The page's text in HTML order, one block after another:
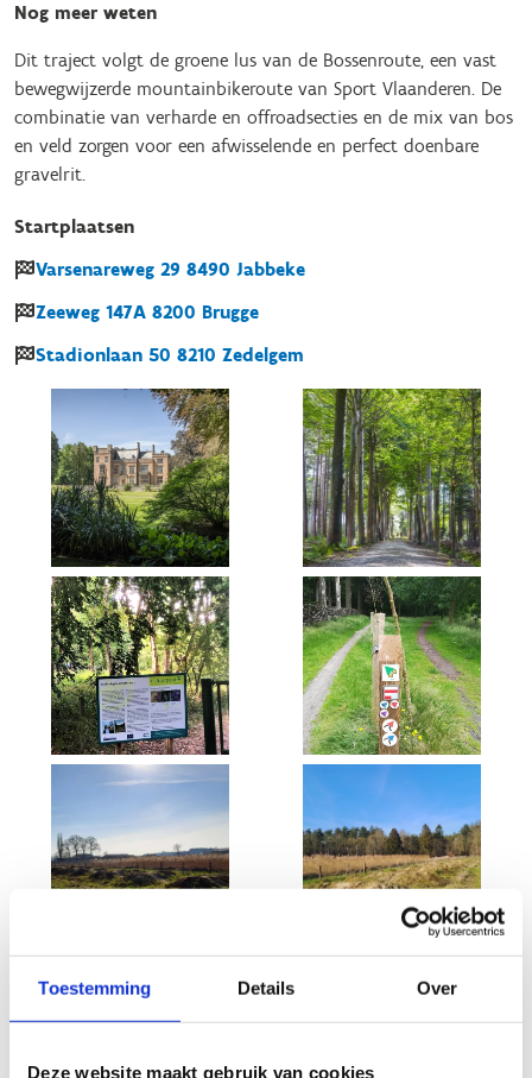
Toestemming Details Over
Deze website maakt gebruik van cookies
Nog meer weten
Dit traject volgt de groene lus van de Bossenroute, een vast
bewegwijzerde mountainbikeroute van Sport Vlaanderen. De
combinatie van verharde en offroadsecties en de mix van bos
en veld zorgen voor een afwisselende en perfect doenbare
gravelrit.
Startplaatsen
Varsenareweg 29 8490 Jabbeke
Zeeweg 147A 8200 Brugge
Stadionlaan 50 8210 Zedelgem